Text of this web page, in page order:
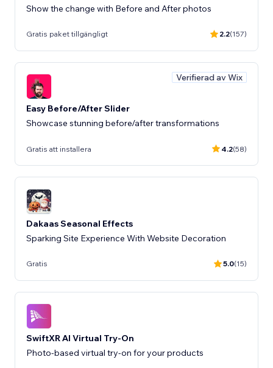
Show the change with Before and After photos
Gratis paket tillgängligt 2.2(157)
Verifierad av Wix
Easy Before/After Slider
Showcase stunning before/after transformations
Gratis att installera 4.2(58)
Dakaas Seasonal Effects
Sparking Site Experience With Website Decoration
Gratis 5.0(15)
SwiftXR AI Virtual Try-On
Photo-based virtual try-on for your products